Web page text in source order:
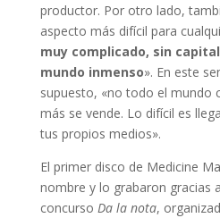
productor. Por otro lado,
aspecto más difícil para
muy complicado, sin
mundo inmenso». En este
supuesto, «no todo el mundo
más se vende. Lo difícil es
tus propios medios».
El primer disco de Medicine
nombre y lo grabaron gracias
concurso Da la nota,